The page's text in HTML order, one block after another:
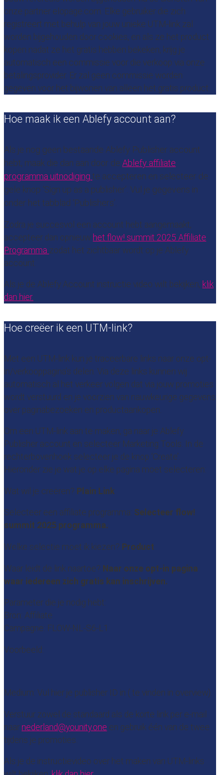
onze partner elopage.com. Elke gebruiker die zich
registreert met behulp van jouw unieke UTM-link zal
worden bijgehouden door cookies, en als ze het product
kopen nadat ze het gratis hebben bekeken, krijg je
automatisch een commissie voor die verkoop via onze
betalingsprovider. Er zal geen commissie worden
gegeven voor het bijwonen van alleen het gratis product.
Hoe maak ik een Ablefy account aan?
Als je nog geen bestaande Ablefy Publisher account
hebt, maak die dan aan door de Ablefy affiliate
programma uitnodiging te accepteren en selecteer de
gele knop ‘Sign up as a publisher’. Vul je gegevens in
onder het tabblad ‘Publishers’.
Zodra je succesvol een account hebt aangemaakt,
accepteer dan opnieuw het flow! summit 2025 Affiliate
Programma zodat het zichtbaar wordt op je Ablefy
account.
Als je de Ablefy Account instructie video wilt bekijken, klik
dan hier.
Hoe creëer ik een UTM-link?
Met een UTM-link kun je traceerbare links naar onze opt-
in/verkooppagina’s delen. Via deze links kunnen wij
automatisch al het verkeer volgen dat via jouw promoties
wordt verstuurd en je voorzien van nauwkeurige gegevens
over paginabezoeken en productaankopen.
Om een UTM-link aan te maken, ga naar je Ablefy
Publisher account en selecteer Marketing Tools. In de
rechterbovenhoek selecteer je de knop ‘Create’.
Hieronder zie je wat je op elke pagina moet selecteren:
Wat wil je creëren? Plain Link
Selecteer een affiliate programma: Selecteer flow!
summit 2025 programma.
Welke selectie moet ik kiezen? Product
Waar leidt de link naartoe? Naar onze opt-in pagina
waar iedereen zich gratis kan inschrijven.
Parameter die je nodig hebt:
Bron: Affiliate
Campagne: FLOW-NL-S6-L1
Voorbeeld:
Medium: Vul hier je publisher ID in ( te vinden in overview).
Verstuur zowel de standaard als de korte link per e-mail
naar nederland@younity.one en gebruik één van de twee
tijdens je promoties.
Als je de instructievideo over het maken van UTM-links